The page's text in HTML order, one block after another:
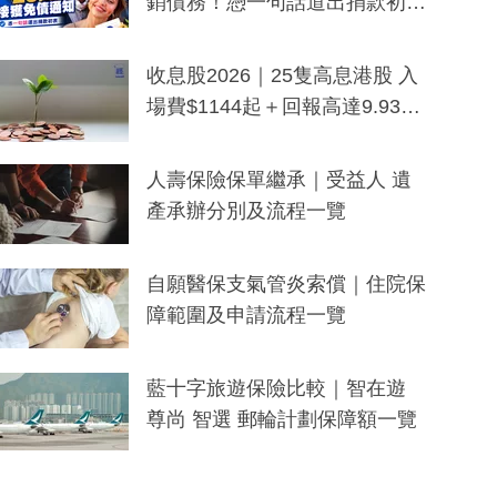
一度被誤當詐騙手段
收息股2026｜25隻高息港股 入
場費$1144起＋回報高達9.93
人壽保險保單繼承｜受益人 遺
產承辦分別及流程一覽
自願醫保支氣管炎索償｜住院保
障範圍及申請流程一覽
藍十字旅遊保險比較｜智在遊
尊尚 智選 郵輪計劃保障額一覽